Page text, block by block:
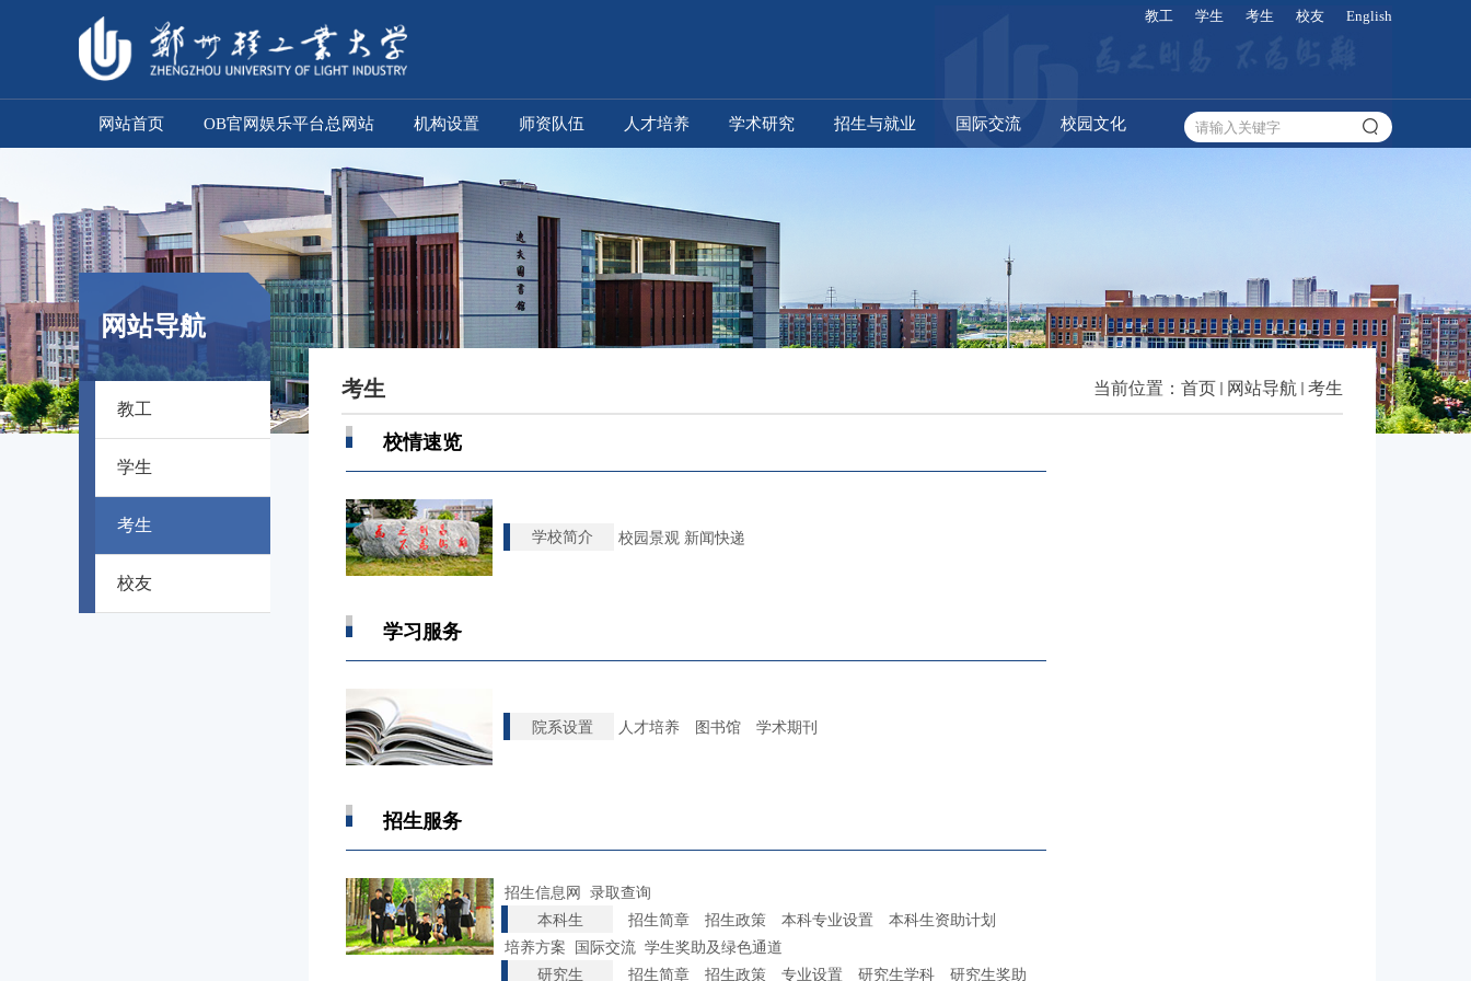
教工 学生 考生 校友 English
网站首页 OB官网娱乐平台总网站 机构设置 师资队伍 人才培养 学术研究 招生与就业 国际交流 校园文化
网站导航
教工
学生
考生
校友
考生 当前位置： 首页 网站导航 考生
校情速览
学校简介 校园景观 新闻快递
学习服务
院系设置 人才培养 图书馆 学术期刊
招生服务
招生信息网
录取查询
本科生
招生简章 招生政策 本科专业设置 本科生资助计划
培养方案
国际交流 学生奖助及绿色通道
研究生
招生简章 招生政策 专业设置 研究生学科 研究生奖助